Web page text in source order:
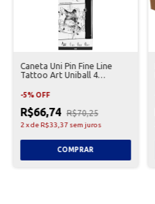
Caneta Uni Pin Fine Line
Tattoo Art Uniball 4
-5%OFF
R$66,74 R$70,25
2xde R$33,37 sem juros